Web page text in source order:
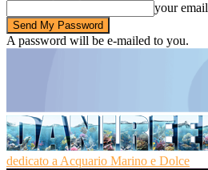
your email
A password will be e-mailed to you.
dedicato a Acquario Marino e Dolce